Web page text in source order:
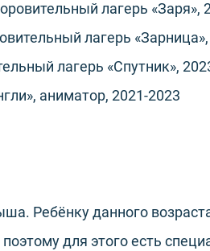
лагерь «Заря»,
лагерь
лагерь «Спутник»,
аниматор, 2021-2023
Ребёнку данного
для этого есть